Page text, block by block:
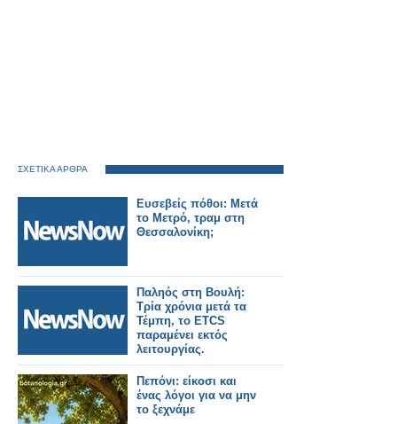
ΣΧΕΤΙΚΑ ΑΡΘΡΑ
Ευσεβείς πόθοι: Μετά
το Μετρό, τραμ στη
Θεσσαλονίκη;
Παληός στη Βουλή:
Τρία χρόνια μετά τα
Τέμπη, το ETCS
παραμένει εκτός
λειτουργίας.
Πεπόνι: είκοσι και
ένας λόγοι για να μην
το ξεχνάμε